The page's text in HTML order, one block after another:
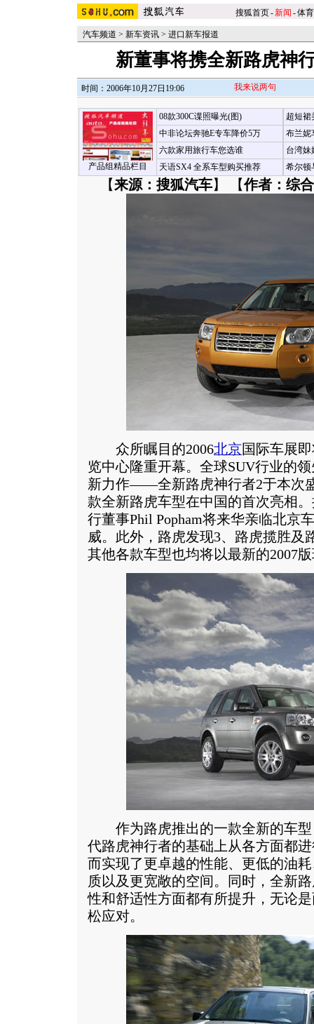
搜狐首页-新闻 -体育
汽车频道 > 新车资讯 > 进口新车报道
新董事将携全新路虎神
时间：2006年10月27日19:06 我来说两句
产品组精品栏目
08款300C谍照曝光(图)
中非论坛奔驰E专车降价5万
六款家用旅行车您选谁
天语SX4 全系车型购买推荐
超短裙
布兰妮
台湾妹
希尔顿
【来源：搜狐汽车】 【作者：综
众所瞩目的2006北京国际车展
览中心隆重开幕。全球SUV行业的
新力作——全新路虎神行者2于本次
款全新路虎车型在中国的首次亮相
行董事Phil Popham将来华亲临北京
威。此外，路虎发现3、路虎揽胜及
其他各款车型也均将以最新的2007
作为路虎推出的一款全新的车型
代路虎神行者的基础上从各方面都
而实现了更卓越的性能、更低的油
质以及更宽敞的空间。同时，全新
性和舒适性方面都有所提升，无论
松应对。